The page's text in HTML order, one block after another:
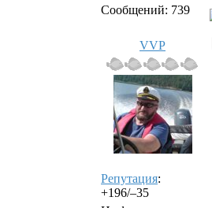
Сообщений: 739
VVP
Репутация:
+196/–35